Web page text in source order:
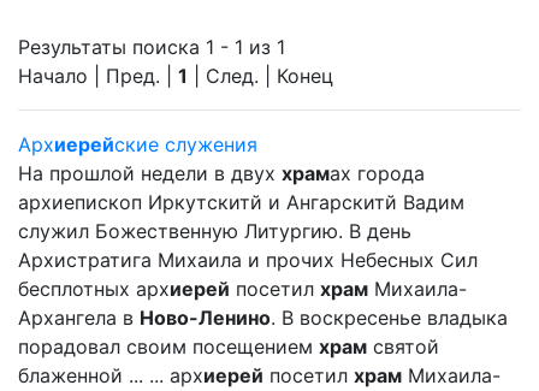
Результаты поиска 1 - 1 из 1
Начало | Пред. | 1 | След. | Конец
Архиерейские служения
На прошлой недели в двух храмах города
архиепископ Иркутскитй и Ангарскитй Вадим
служил Божественную Литургию. В день
Архистратига Михаила и прочих Небесных Сил
бесплотных архиерей посетил храм Михаила-
Архангела в Ново-Ленино. В воскресенье владыка
порадовал своим посещением храм святой
блаженной ... ... архиерей посетил храм Михаила-